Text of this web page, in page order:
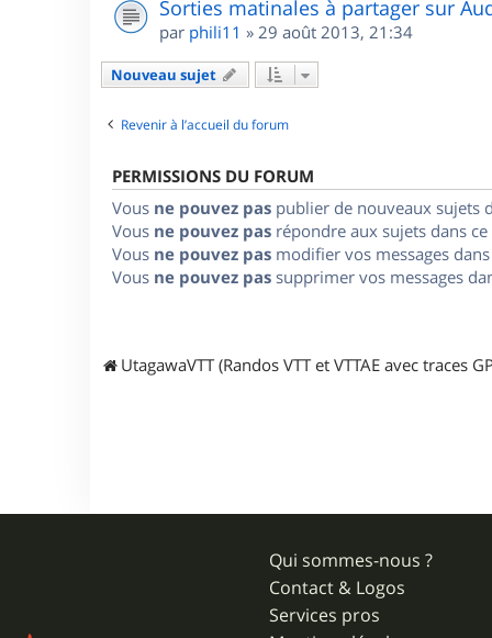
Sorties matinales à partager sur
par phili11 » 29 août 2013, 21:34
Nouveau sujet
Revenir à l’accueil du forum
PERMISSIONS DU FORUM
Vous ne pouvez pas publier de nouveaux sujets
Vous ne pouvez pas répondre aux sujets dans
Vous ne pouvez pas modifier vos messages
Vous ne pouvez pas supprimer vos messages
UtagawaVTT (Randos VTT et VTTAE avec traces
Qui sommes-nous ?
Contact & Logos
Services pros